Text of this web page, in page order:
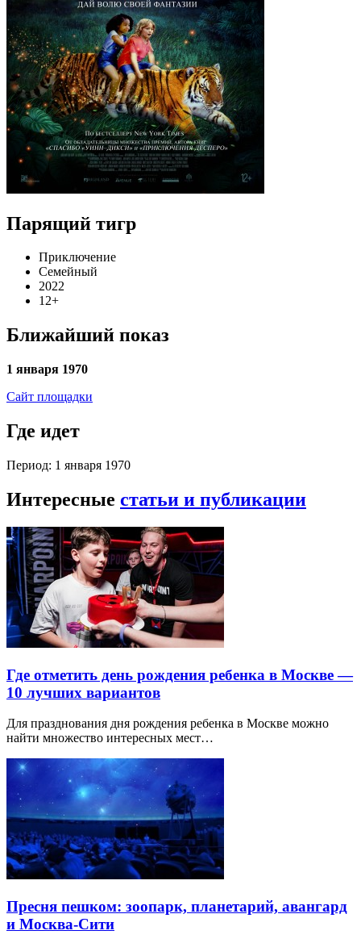
Парящий тигр
Приключение
Семейный
2022
12+
Ближайший показ
1 января 1970
Сайт площадки
Где идет
Период: 1 января 1970
Интересные статьи и публикации
Где отметить день рождения ребенка в Москве —
10 лучших вариантов
Для празднования дня рождения ребенка в Москве можно
найти множество интересных мест…
Пресня пешком: зоопарк, планетарий, авангард
и Москва-Сити